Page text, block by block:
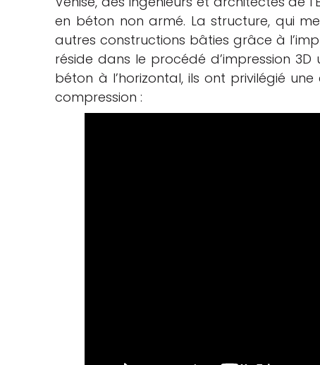
en béton non armé. La structure, qui
autres constructions bâties grâce à
réside dans le procédé d’impression 3D
béton à l’horizontal, ils ont privilégié
compression :